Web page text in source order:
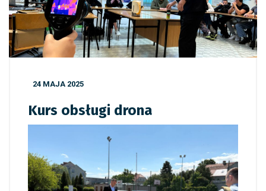
24 MAJA 2025
Kurs obsługi drona